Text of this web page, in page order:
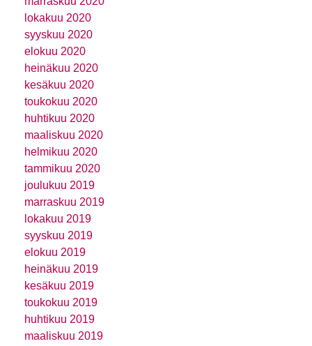
lokakuu 2020
syyskuu 2020
elokuu 2020
heinäkuu 2020
kesäkuu 2020
toukokuu 2020
huhtikuu 2020
maaliskuu 2020
helmikuu 2020
tammikuu 2020
joulukuu 2019
marraskuu 2019
lokakuu 2019
syyskuu 2019
elokuu 2019
heinäkuu 2019
kesäkuu 2019
toukokuu 2019
huhtikuu 2019
maaliskuu 2019